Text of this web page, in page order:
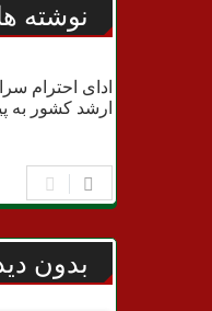
نوشته
اخبار مهم
ادای احترام
ارشد کشور به
بدون